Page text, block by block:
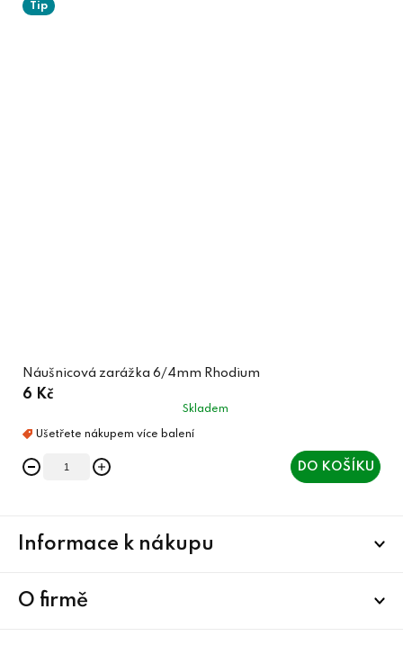
Tip
Náušnicová zarážka 6/4mm Rhodium
6 Kč
Skladem
DO KOŠÍKU
Informace k nákupu
O firmě